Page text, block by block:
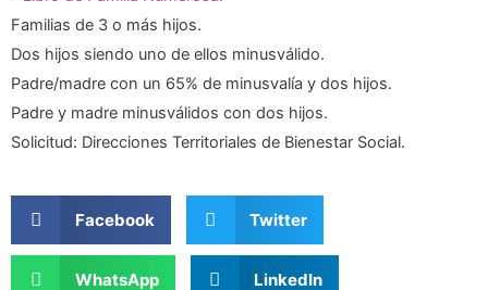
Familias de 3 o más hijos.
Dos hijos siendo uno de ellos minusválido.
Padre/madre con un 65% de minusvalía y dos hijos.
Padre y madre minusválidos con dos hijos.
Solicitud: Direcciones Territoriales de Bienestar Social.
Facebook Twitter
WhatsApp LinkedIn